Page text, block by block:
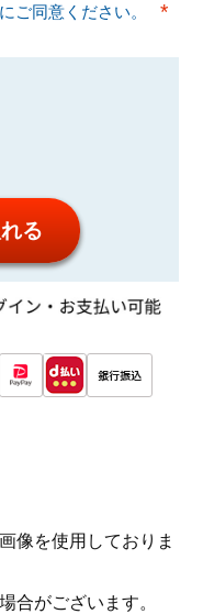
ご同意ください。
る
像を使用しておりま
合がございます。